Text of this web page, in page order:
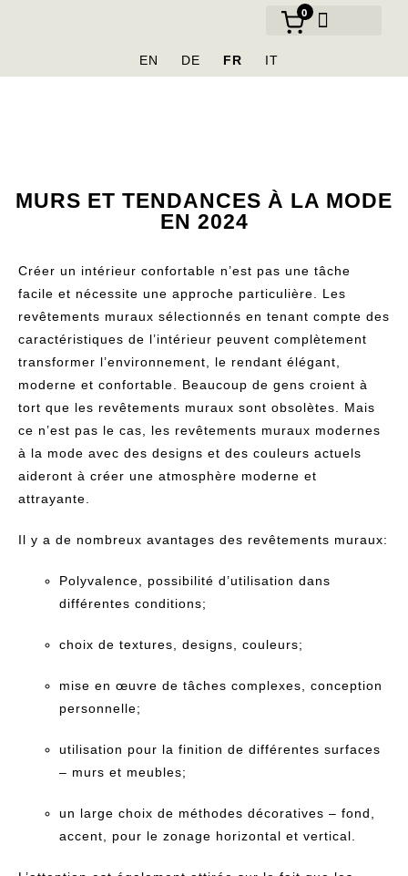
0
EN DE FR IT
MURS ET TENDANCES À LA MODE
EN 2024
Créer un intérieur confortable n’est pas une tâche
facile et nécessite une approche particulière. Les
revêtements muraux sélectionnés en tenant compte des
caractéristiques de l’intérieur peuvent complètement
transformer l’environnement, le rendant élégant,
moderne et confortable. Beaucoup de gens croient à
tort que les revêtements muraux sont obsolètes. Mais
ce n’est pas le cas, les revêtements muraux modernes
à la mode avec des designs et des couleurs actuels
aideront à créer une atmosphère moderne et
attrayante.
Il y a de nombreux avantages des revêtements muraux:
Polyvalence, possibilité d’utilisation dans
différentes conditions;
choix de textures, designs, couleurs;
mise en œuvre de tâches complexes, conception
personnelle;
utilisation pour la finition de différentes surfaces
– murs et meubles;
un large choix de méthodes décoratives – fond,
accent, pour le zonage horizontal et vertical.